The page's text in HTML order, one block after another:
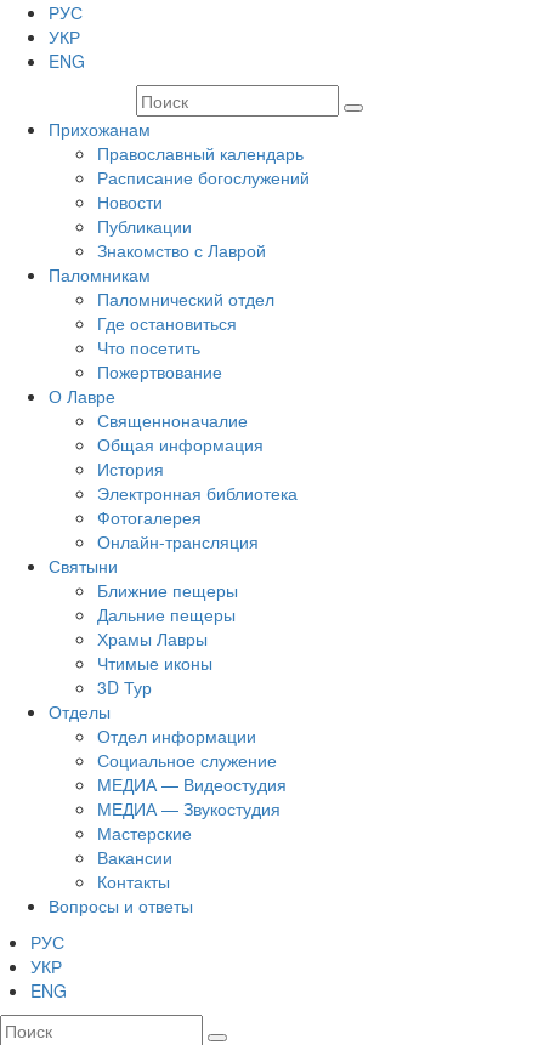
РУС
УКР
ENG
Прихожанам
Православный календарь
Расписание богослужений
Новости
Публикации
Знакомство с Лаврой
Паломникам
Паломнический отдел
Где остановиться
Что посетить
Пожертвование
О Лавре
Священноначалие
Общая информация
История
Электронная библиотека
Фотогалерея
Онлайн-трансляция
Святыни
Ближние пещеры
Дальние пещеры
Храмы Лавры
Чтимые иконы
3D Тур
Отделы
Отдел информации
Социальное служение
МЕДИА — Видеостудия
МЕДИА — Звукостудия
Мастерские
Вакансии
Контакты
Вопросы и ответы
РУС
УКР
ENG